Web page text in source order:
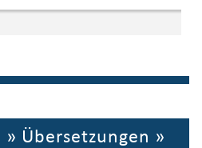
» Übersetzungen »